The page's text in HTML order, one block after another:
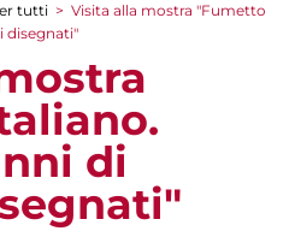
tutti > Visita alla mostra "Fumetto
disegnati"
di